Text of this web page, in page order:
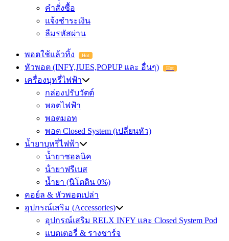
คำสั่งซื้อ
แจ้งชำระเงิน
ลืมรหัสผ่าน
พอตใช้แล้วทิ้ง Hot
หัวพอต (INFY,JUES,POPUP และ อื่นๆ) Hot
เครื่องบุหรี่ไฟฟ้า
กล่องปรับวัตต์
พอตไฟฟ้า
พอตมอท
พอต Closed System (เปลี่ยนหัว)
น้ำยาบุหรี่ไฟฟ้า
น้ำยาซอลนิค
น้ํายาฟรีเบส
น้ำยา (นิโตติน 0%)
คอย์ล & หัวพอตเปล่า
อุปกรณ์เสริม (Accessories)
อุปกรณ์เสริม RELX INFY และ Closed System Pod
แบตเตอรี่ & รางชาร์จ